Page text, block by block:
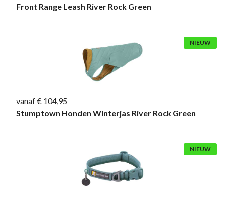
Front Range Leash River Rock Green
NIEUW
vanaf € 104,95
Stumptown Honden Winterjas River Rock Green
NIEUW